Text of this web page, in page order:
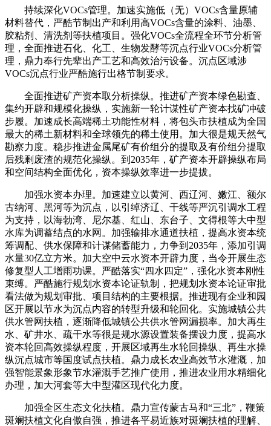
持续深化VOCs管理。加速实施低（无）VOCs含量原辅
材料替代，严酷节制出产和利用高VOCs含量的涂料、油墨、
胶粘剂、清洗剂等扶植项目。强化VOCs全流程全环节分析管
理，全面推进石化、化工、生物发酵等沉点行业VOCs分析管
理，鼎力奉行先辈出产工艺和高效治污设备。沉点区域涉
VOCs沉点行业严酷施行出格节制要求。
全面推进矿产资本取分析操纵。推进矿产资本绿色勘查、
集约开辟和规模化操纵，实施新一轮计谋性矿产资本找矿冲破
步履。加速成长高端稀土功能性材料，将包头市扶植成为全国
最大的稀土新材料和全球领先的稀土使用。加大很是规天然气
勘察力度。稳步推进金属尾矿有价组分的提取及有价组分提取
后残剩废渣的规范化操纵。到2035年，矿产资本开辟操纵布局
和空间结构全面优化，资本操纵效率进一步提拔。
加强水资本办理。加速建立以黄河、西辽河、嫩江、额尔
古纳河、黑河等为沉点，以引绰济辽、干线等严沉引调水工程
为支持，以海勃湾、尼尔基、红山、东台子、文得根等大中型
水库为调蓄结点的水网。加强输排水通道扶植，提高水资本统
筹调配、供水保障和计谋储蓄能力，力争到2035年，添加引调
水量30亿立方米。加大空中云水资本开辟力度，当令开展生态
修复型人工增雨功课。严酷落实“四水四定”，强化水资本刚性
束缚。严酷施行规划水资本论证轨制，把规划水资本论证审批
看法做为规划审批、项目结构的主要根据。推进现有企业和园
区开展以节水为沉点内容的转型升级和轮回化。实施城镇公共
供水管网扶植，逐渐降低城镇公共供水管网漏损率。加大再生
水、矿井水、疏干水等很是规水源设置装备摆设力度，提高水
资本轮回高效操纵程度，开展区域再生水轮回操纵、再生水操
纵沉点城市等国度试点扶植。鼎力成长农业高效节水灌溉，加
强智能景象形象节水灌溉手艺推广使用，推进农业用水精细化
办理，加大河套等大中型灌区现代化力度。
加强全区生态文化扶植。鼎力宣传蒙古马和“三北”，鞭策
斑斓扶植文化自傲自强，推进各平易近族对斑斓扶植的理解、